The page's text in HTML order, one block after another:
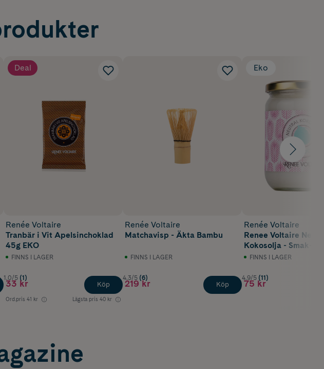
Deal
Renée Voltaire
Tranbär i Vit Apelsinchoklad
45g EKO
FINNS I LAGER
1.0/5 (1)
33 kr
Ord.pris 41 kr Lägsta pris 40 kr
Köp
Renée Voltaire
Matchavisp - Äkta Bambu
FINNS I LAGER
4.3/5 (6)
219 kr Köp
Eko
Renée Voltaire
Renee Voltaire
Kokosolja - Smak- &
500 ml EKO
FINNS I LAGER
4.9/5 (11)
75 kr